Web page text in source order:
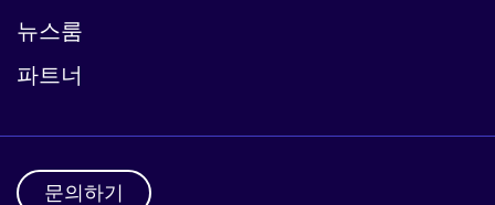
뉴스룸
파트너
문의하기